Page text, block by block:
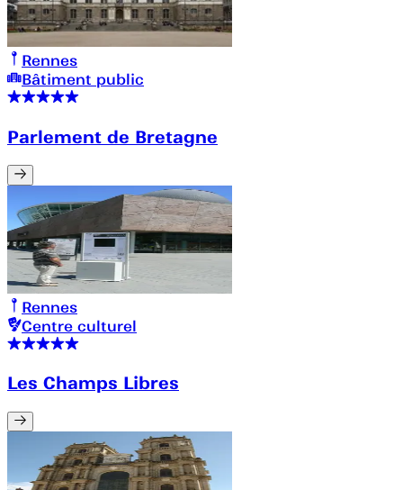
Rennes
Bâtiment public
Parlement de Bretagne
Rennes
Centre culturel
Les Champs Libres